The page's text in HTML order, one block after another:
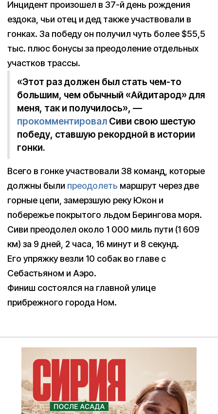
Инцидент произошел в 37-й день рождения
ездока, чьи отец и дед также участвовали в
гонках. За победу он получил чуть более $55,5
тыс. плюс бонусы за преодоление отдельных
участков трассы.
«Этот раз должен был стать чем-то
большим, чем обычный «Айдитарод» для
меня, так и получилось», —
прокомментировал Сиви свою шестую
победу, ставшую рекордной в истории
гонки.
Всего в гонке участвовали 38 команд, которые
должны были преодолеть маршрут через две
горные цепи, замерзшую реку Юкон и
побережье покрытого льдом Берингова моря.
Сиви преодолел около 1 000 миль пути (1 609
км) за 9 дней, 2 часа, 16 минут и 8 секунд.
Его упряжку везли 10 собак во главе с
Себастьяном и Аэро.
Финиш состоялся на главной улице
прибрежного города Ном.